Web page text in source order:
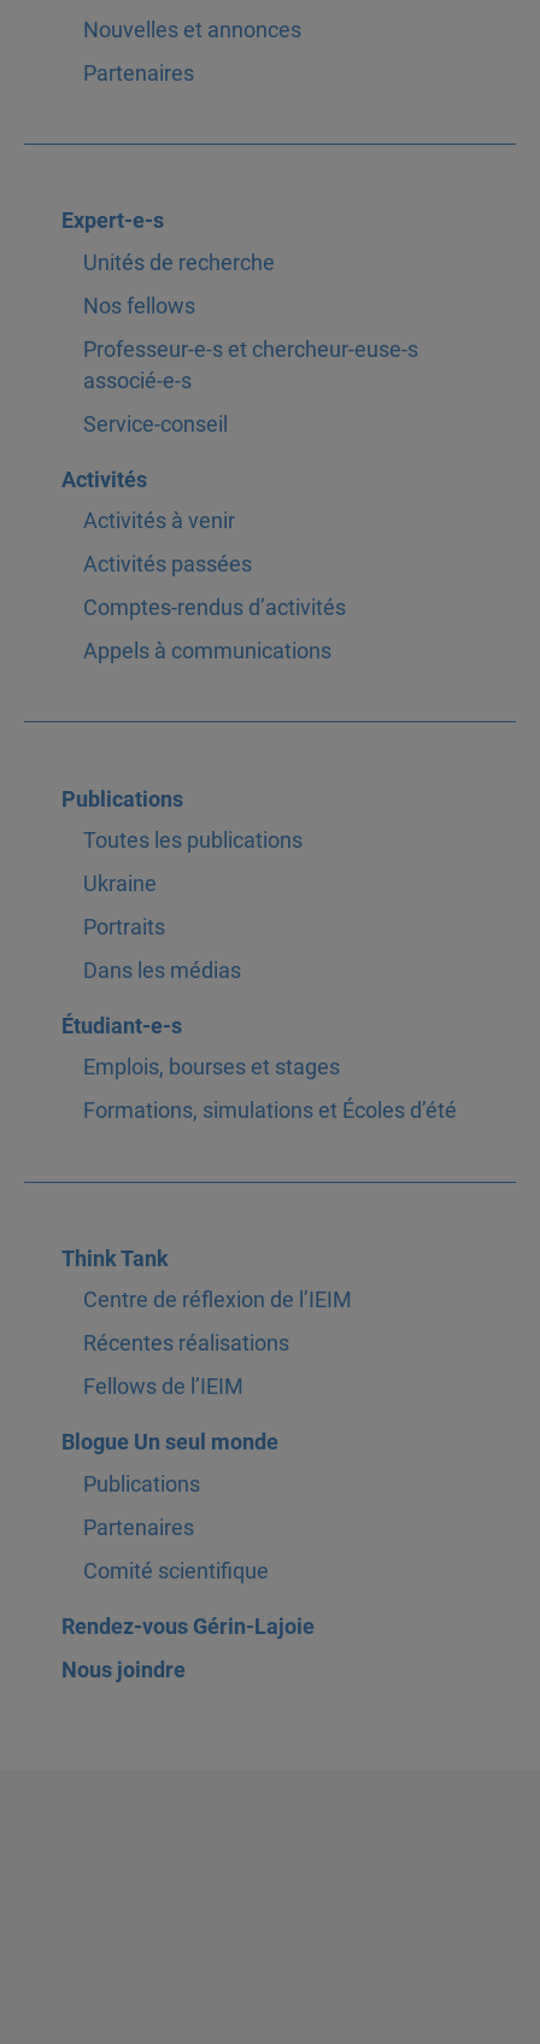
Nouvelles et annonces
Partenaires
Expert-e-s
Unités de recherche
Nos fellows
Professeur-e-s et chercheur-euse-s
associé-e-s
Service-conseil
Activités
Activités à venir
Activités passées
Comptes-rendus d’activités
Appels à communications
Publications
Toutes les publications
Ukraine
Portraits
Dans les médias
Étudiant-e-s
Emplois, bourses et stages
Formations, simulations et Écoles d’été
Think Tank
Centre de réflexion de l’IEIM
Récentes réalisations
Fellows de l’IEIM
Blogue Un seul monde
Publications
Partenaires
Comité scientifique
Rendez-vous Gérin-Lajoie
Nous joindre